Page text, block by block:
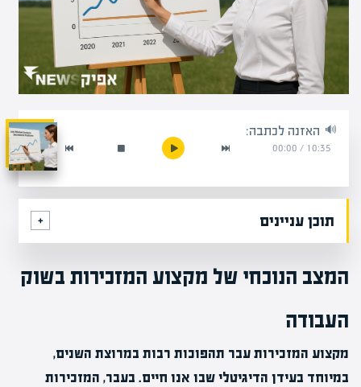
האזנה לכתבה:
10:35
/
00:00
תוכן עניינים
המצב הנוכחי של מקצוע המזכירות בשוק
העבודה
מקצוע המזכירות עבר תהפוכות רבות במרוצת השנים,
במיוחד בעידן הדיגיטלי שבו אנו חיים. בעבר, המזכירות